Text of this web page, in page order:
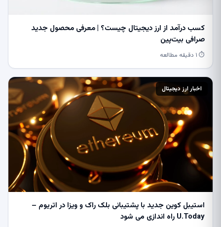
کسب درآمد از ارز دیجیتال چیست؟ | معرفی محصول جدید
صرافی بیت‌پین
⏱ ۱ دقیقه مطالعه
اخبار ارز دیجیتال
استیبل کوین جدید با پشتیبانی بلک راک و ویزا در اتریوم –
U.Today راه اندازی می شود